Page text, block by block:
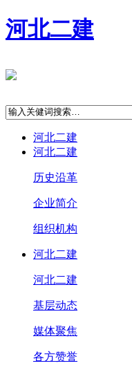
河北二建
河北二建
河北二建
历史沿革
企业简介
组织机构
河北二建
河北二建
基层动态
媒体聚焦
各方赞誉